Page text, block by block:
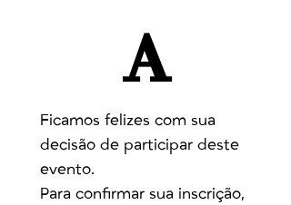
A
Ficamos felizes com sua
decisão de participar deste
evento.
Para confirmar sua inscrição,